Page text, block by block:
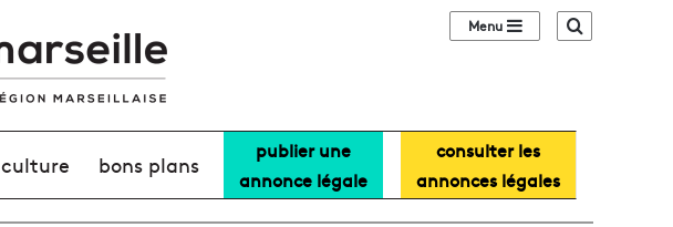
Sidebar (barre
culture bons plans
publier une
annonce légale
consulter les
annonces légales